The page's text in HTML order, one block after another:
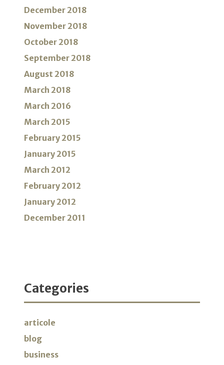
December 2018
November 2018
October 2018
September 2018
August 2018
March 2018
March 2016
March 2015
February 2015
January 2015
March 2012
February 2012
January 2012
December 2011
Categories
articole
blog
business